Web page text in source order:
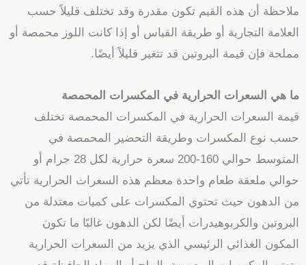
ملاحظة أن هذه القيم تكون مقدرة وقد تختلف قليلاً حسب
العلامة التجارية أو طريقة القياس أو إذا كانت اللوز محمصة أو
مملحة فإن قيمة البروتين قد تتغير قليلاً أيضًا.
ما هي السعرات الحرارية في المكسرات المحمصة
قيمة السعرات الحرارية في المكسرات المحمصة تختلف
حسب نوع المكسرات وطريقة التحضير المحمصة في
المتوسط حوالي 160-200 سعرة حرارية لكل 28 جرام أو
حوالي ملعقة طعام واحدة معظم هذه السعرات الحرارية تأتي
من الدهون حيث تحتوي المكسرات على كميات معتدلة من
البروتين والكربوهيدرات أيضًا لكن الدهون غالبًا ما تكون
المكون الغذائي الرئيسي الذي يزيد من السعرات الحرارية